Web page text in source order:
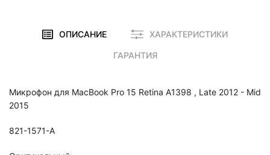
ОПИСАНИЕ ХАРАКТЕРИСТИКИ
ГАРАНТИЯ
Микрофон для MacBook Pro 15 Retina A1398 , Late 2012 - Mid
2015
821-1571-A